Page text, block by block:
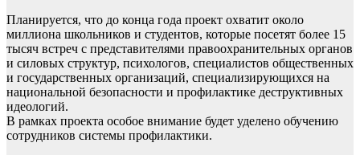
Планируется, что до конца года проект охватит около
миллиона школьников и студентов, которые посетят более 15
тысяч встреч с представителями правоохранительных органов
и силовых структур, психологов, специалистов общественных
и государственных организаций, специализирующихся на
национальной безопасности и профилактике деструктивных
идеологий.
В рамках проекта особое внимание будет уделено обучению
сотрудников системы профилактики.